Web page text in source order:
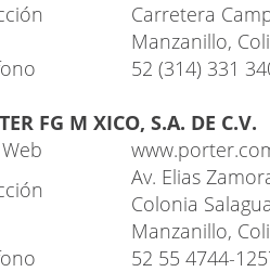
Carretera
Manzanillo,
52 (314) 331
FG M XICO, S.A. DE C.V.
Av. Elias
Colonia Salagua
Manzanillo,
52 55 4744-